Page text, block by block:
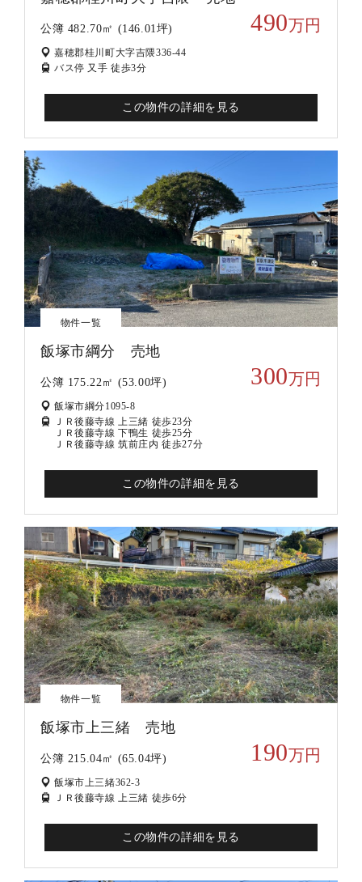
公簿 482.70㎡ (146.01坪) 490万円
嘉穂郡桂川町大字吉隈336-44
バス停 又手 徒歩3分
この物件の詳細を見る
物件一覧
飯塚市綱分 売地
公簿 175.22㎡ (53.00坪) 300万円
飯塚市綱分1095-8
ＪＲ後藤寺線 上三緒 徒歩23分
ＪＲ後藤寺線 下鴨生 徒歩25分
ＪＲ後藤寺線 筑前庄内 徒歩27分
この物件の詳細を見る
物件一覧
飯塚市上三緒 売地
公簿 215.04㎡ (65.04坪) 190万円
飯塚市上三緒362-3
ＪＲ後藤寺線 上三緒 徒歩6分
この物件の詳細を見る